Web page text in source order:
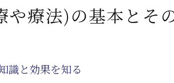
気功治療(天啓気功治療や療法)の理解で健
治療(天啓気功治療や療法)は宗教と関係が
気功治療(天啓気功治療や療法)と宗教の誤
療法)の基本とそ
識と効果を知る